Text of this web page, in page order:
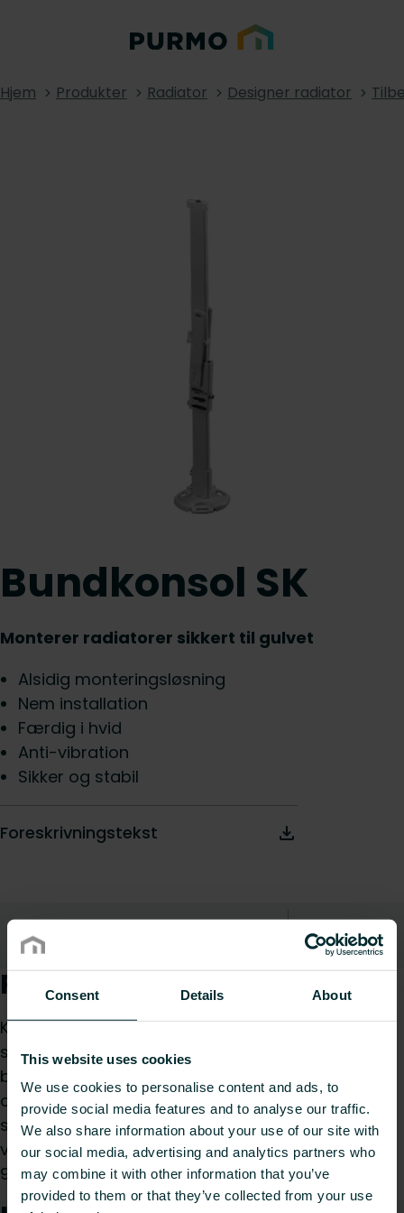
Consent Details About
This website uses cookies
We use cookies to personalise content and ads, to
provide social media features and to analyse our traffic.
We also share information about your use of our site with
our social media, advertising and analytics partners who
may combine it with other information that you’ve
provided to them or that they’ve collected from your use
Hjem Produkter Radiator Designer radiator
Bundkonsol SK
Monterer radiatorer sikkert til gulvet
Alsidig monteringsløsning
Nem installation
Færdig i hvid
Anti-vibration
Sikker og stabil
Foreskrivningstekst
Beskrivelse Til toppen
Produktbeskrivelse
Komplet system til fritstående radiatorer fra 2-4
sektioner op til 1000mm højde. Inkluderer
bundplade til færdige eller ufærdige gulve,
opretstående og bundstøtter med
sikkerhedsfastgørelse og anti-
vibrationsindsatser. Kun tilgængelig i hvid (RAL
9016).